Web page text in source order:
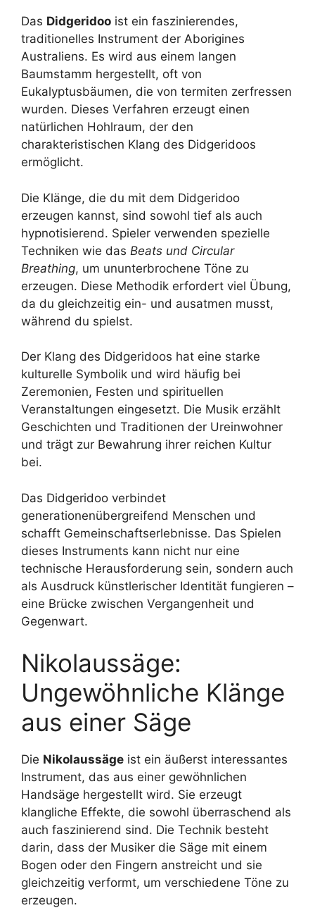
Das Didgeridoo ist ein faszinierendes,
traditionelles Instrument der Aborigines
Australiens. Es wird aus einem langen
Baumstamm hergestellt, oft von
Eukalyptusbäumen, die von termiten zerfressen
wurden. Dieses Verfahren erzeugt einen
natürlichen Hohlraum, der den
charakteristischen Klang des Didgeridoos
ermöglicht.
Die Klänge, die du mit dem Didgeridoo
erzeugen kannst, sind sowohl tief als auch
hypnotisierend. Spieler verwenden spezielle
Techniken wie das Beats und Circular
Breathing, um ununterbrochene Töne zu
erzeugen. Diese Methodik erfordert viel Übung,
da du gleichzeitig ein- und ausatmen musst,
während du spielst.
Der Klang des Didgeridoos hat eine starke
kulturelle Symbolik und wird häufig bei
Zeremonien, Festen und spirituellen
Veranstaltungen eingesetzt. Die Musik erzählt
Geschichten und Traditionen der Ureinwohner
und trägt zur Bewahrung ihrer reichen Kultur
bei.
Das Didgeridoo verbindet
generationenübergreifend Menschen und
schafft Gemeinschaftserlebnisse. Das Spielen
dieses Instruments kann nicht nur eine
technische Herausforderung sein, sondern auch
als Ausdruck künstlerischer Identität fungieren –
eine Brücke zwischen Vergangenheit und
Gegenwart.
Nikolaussäge:
Ungewöhnliche Klänge
aus einer Säge
Die Nikolaussäge ist ein äußerst interessantes
Instrument, das aus einer gewöhnlichen
Handsäge hergestellt wird. Sie erzeugt
klangliche Effekte, die sowohl überraschend als
auch faszinierend sind. Die Technik besteht
darin, dass der Musiker die Säge mit einem
Bogen oder den Fingern anstreicht und sie
gleichzeitig verformt, um verschiedene Töne zu
erzeugen.